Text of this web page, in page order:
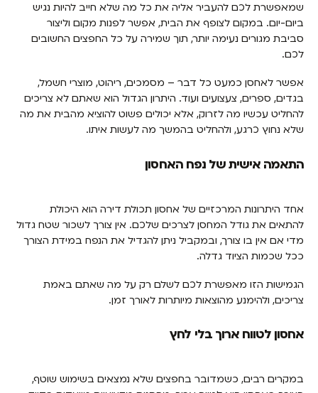
שמאפשרת לכם להעביר אליה את כל מה שלא חייב להיות נגיש
ביום-יום. במקום לצופף את הבית, אפשר לפנות מקום וליצור
סביבת מגורים נעימה יותר, תוך שמירה על כל החפצים החשובים
לכם.
אפשר לאחסן כמעט כל דבר – מסמכים, ריהוט, מוצרי חשמל,
בגדים, ספרים, צעצועים ועוד. היתרון הגדול הוא שאתם לא צריכים
להחליט עכשיו מה לזרוק, אלא יכולים פשוט להוציא מהבית את מה
שלא נחוץ כרגע, ולהחליט בהמשך מה לעשות איתו.
התאמה אישית של נפח האחסון
אחד היתרונות המרכזיים של אחסון תכולת דירה הוא היכולת
להתאים את גודל המחסן לצרכים שלכם. אין צורך לשכור שטח גדול
מדי אם אין בו צורך, ובמקביל ניתן להגדיל את הנפח במידת הצורך
ככל שכמות הציוד גדלה.
הגמישות הזו מאפשרת לכם לשלם רק על מה שאתם באמת
צריכים, ולהימנע מהוצאות מיותרות לאורך זמן.
אחסון לטווח ארוך בלי לחץ
במקרים רבים, כשמדובר בחפצים שלא נמצאים בשימוש שוטף,